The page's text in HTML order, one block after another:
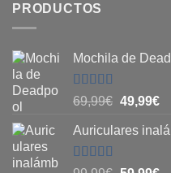
PRODUCTOS
Mochila de
Valorado
69,99€ El
original
69,99€.
49,99€El
Auriculares